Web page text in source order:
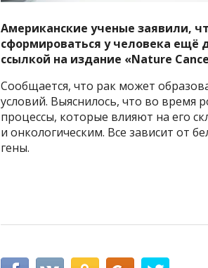
Американские ученые заявили,
сформироваться у человека ещё
ссылкой на издание «Nature
Сообщается, что рак может
условий. Выяснилось, что во время
процессы, которые влияют на его
и онкологическим. Все зависит от
гены.